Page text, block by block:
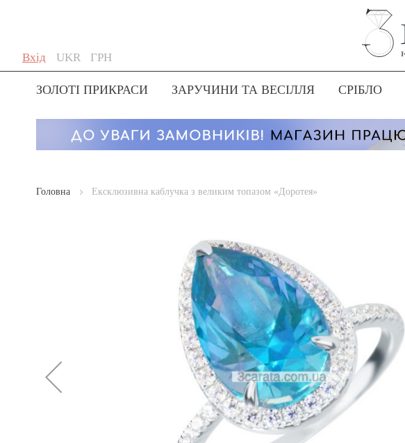
Вхід
Skip
to
Content
Мова
UKR Валюта
ГРН
ЗОЛОТІ ПРИКРАСИ ЗАРУЧИНИ ТА ВЕСІЛЛЯ СРІБЛО
Головна Ексклюзивна каблучка з великим топазом «Доротея»